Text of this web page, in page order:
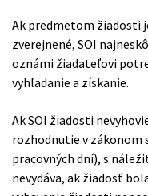
Ak predmetom žiadosti
zverejnené, SOI
oznámi žiadateľovi
vyhľadanie a získanie.
Ak SOI žiadosti
rozhodnutie v zákonom
pracovných dní), s
nevydáva, ak žiadosť